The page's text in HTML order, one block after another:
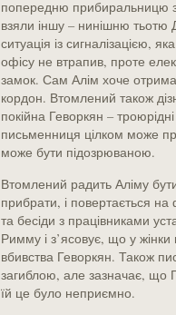
попередню прибиральницю
взяли іншу – нинішню тьотю
ситуація із сигналізацією,
офісу не втрапив, проте
замок. Сам Алім хоче
кордон. Втомлений також
покійна Геворкян –
письменниця цілком може
може бути підозрюваною.
Втомлений радить Аліму
прибрати, і повертається
та бесіди з працівниками
Римму і з’ясовує, що у
вбивства Геворкян. Також
загиблою, але зазначає, що
їй це було неприємно.